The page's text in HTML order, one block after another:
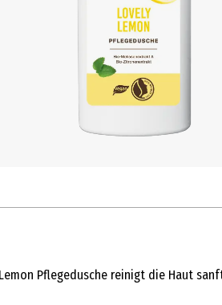
Pflegedusche reinigt die Haut